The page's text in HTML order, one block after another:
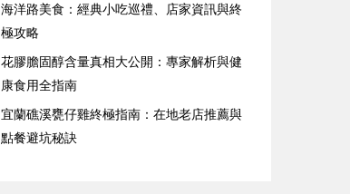
海洋路美食：經典小吃巡禮、店家資訊與終
極攻略
花膠膽固醇含量真相大公開：專家解析與健
康食用全指南
宜蘭礁溪甕仔雞終極指南：在地老店推薦與
點餐避坑秘訣